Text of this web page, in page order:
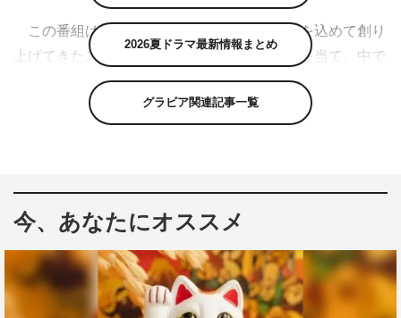
この番組は、高畑監督と宮崎駿監督が、心を込めて創り
上げてきたスタジオジブリの作品にスポットを当て、中で
も世代を越えて愛される音楽を主役にした特番。宮崎監督
作品にまつわるエピソードや、高畑監督の偉大な足跡も紹
King & Prince、五嶋龍、二階堂和美、久石譲、横山だいす
け、Little Glee Monster（五十音順）。作品の世界観を再
番組案内の舞台は、多くの来場者が訪れる「ジブリの大
博覧会」（広島県立美術館）会場。さまざまな作品の感動
2026夏ドラマ最新情報まとめ
グラビア関連記事一覧
今、あなたにオススメ